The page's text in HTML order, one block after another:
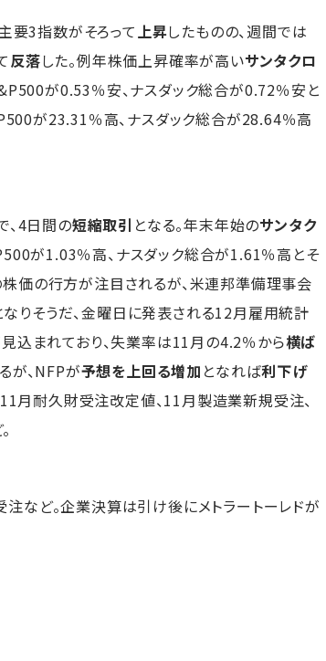
要3指数がそろって 上昇したものの、週間では
反落した。例年株価上昇確率が高いサンタクロ
が0.53％安、ナスダック総合が0.72％安と
が23.31％高、ナスダック総合が28.64％高
、4日間の短縮取引 となる。年末年始のサンタク
が1.03％高、ナスダック総合が1.61％高とそ
価の行方が注目されるが、米連邦準備理事会
りそうだ、金曜日に発表される12月雇用統計
込まれており、失業率は11月の4.2％から横ば
が、NFPが予想を上回る増加 となれば利下げ
月耐久財受注改定値、11月製造業新規受注、
など。企業決算は引け後にメトラートーレドが